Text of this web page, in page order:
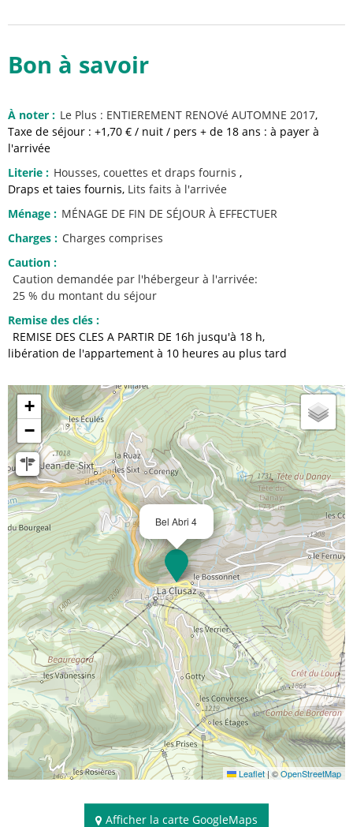
Bon à savoir
À noter : Le Plus : ENTIEREMENT RENOVé AUTOMNE 2017
Taxe de séjour : +1,70 € / nuit / pers + de 18 ans : à payer à
l'arrivée
Literie : Housses, couettes et draps fournis
Draps et taies fournis Lits faits à l'arrivée
Ménage : MÉNAGE DE FIN DE SÉJOUR À EFFECTUER
Charges : Charges comprises
Caution :
Caution demandée par l'hébergeur à l'arrivée:
25 % du montant du séjour
Remise des clés :
REMISE DES CLES A PARTIR DE 16h jusqu'à 18 h
libération de l'appartement à 10 heures au plus tard
Bel Abri 4
+
−
Leaflet|©OpenStreetMap
Afficher la carte GoogleMaps